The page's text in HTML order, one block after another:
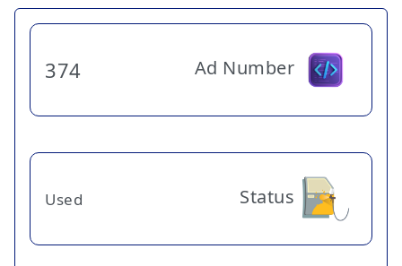
Ad Number
374
Status
Used